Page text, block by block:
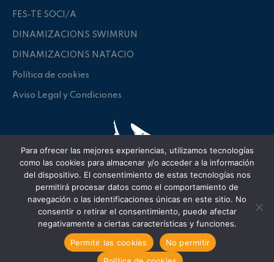
FES-TE SOCI/A
DINAMIZACIONS SWIMRUN
DINAMIZACIONS NATACIO
Política de cookies
Aviso Legal y Condiciones
Tintoreres Swimming Club
Llançà, Girona
tintoreresllanca@gmail.com
Para ofrecer las mejores experiencias, utilizamos tecnologías
como las cookies para almacenar y/o acceder a la información
del dispositivo. El consentimiento de estas tecnologías nos
permitirá procesar datos como el comportamiento de
navegación o las identificaciones únicas en este sitio. No
consentir o retirar el consentimiento, puede afectar
negativamente a ciertas características y funciones.
Permitir las cookies
No permitir